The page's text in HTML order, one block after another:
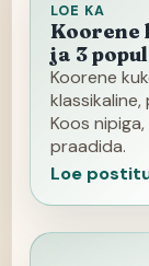
LOE KA
Koorene
ja 3
Koorene
Koos
praadida.
Loe